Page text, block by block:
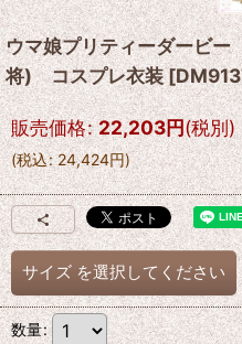
ウマ娘プリティーダービ
将) コスプレ衣装[
販売価格: 22,203円(税別)
(税込: 24,424円)
サイズ を選択してください
数量: